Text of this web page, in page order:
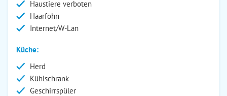
Haustiere verboten
Haarföhn
Internet/W-Lan
Küche:
Herd
Kühlschrank
Geschirrspüler